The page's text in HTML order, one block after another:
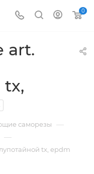
0
art.
tx,
саморезы —
—
tx, epdm